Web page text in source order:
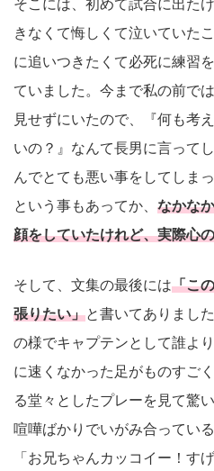
そこには、初めて試合に出た
きなくて悔しくて泣いていた
に追いつきたくて必死に練習
ていました。今まで私の前で
見せずにいたので、『何も考
いの？』なんて長男に言って
んでとても悪い事をしてしま
という事もあってか、 なかな
顔をしていたけれど、実際心
そして、文集の最後には「こ
張りたい」と書いてありまし
の様でキャプテンとして誰よ
に速くなかった足がものすご
る堂々としたプレーを見て驚
喧嘩ばかりでいがみ合ってい
「お兄ちゃんカッコイー！す